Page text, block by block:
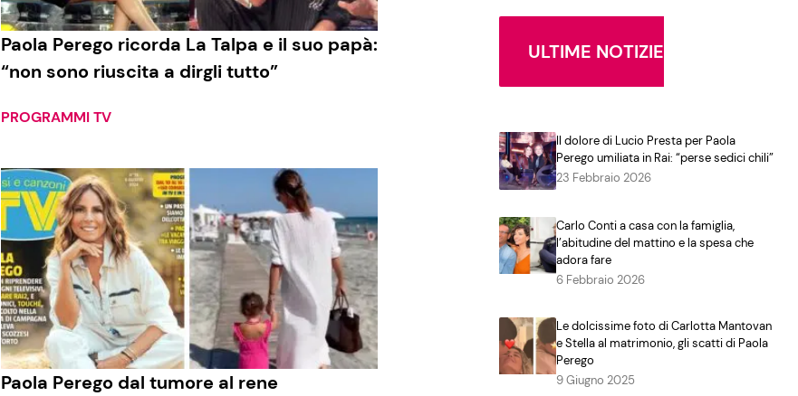
Paola Perego ricorda La Talpa e il suo papà:
“non sono riuscita a dirgli tutto”
PROGRAMMI TV
Paola Perego dal tumore al rene
ULTIME NOTIZIE
Il dolore di Lucio Presta per Paola
Perego umiliata in Rai: “perse sedici chili”
23 Febbraio 2026
Carlo Conti a casa con la famiglia,
l’abitudine del mattino e la spesa che
adora fare
6 Febbraio 2026
Le dolcissime foto di Carlotta Mantovan
e Stella al matrimonio, gli scatti di Paola
Perego
9 Giugno 2025